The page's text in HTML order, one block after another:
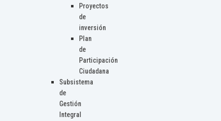
Proyectos
de
inversión
Plan
de
Participación
Ciudadana
Subsistema
de
Gestión
Integral